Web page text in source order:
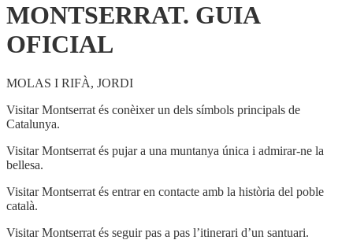
MONTSERRAT. GUIA
OFICIAL
MOLAS I RIFÀ, JORDI
Visitar Montserrat és conèixer un dels símbols principals de
Catalunya.
Visitar Montserrat és pujar a una muntanya única i admirar-ne la
bellesa.
Visitar Montserrat és entrar en contacte amb la història del poble
català.
Visitar Montserrat és seguir pas a pas l’itinerari d’un santuari.